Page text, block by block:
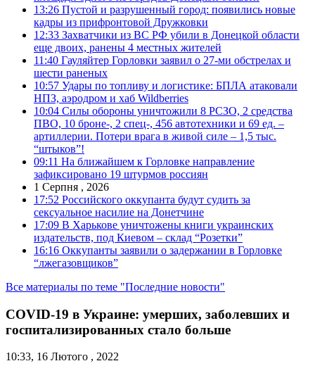
13:26 Пустой и разрушенный город: появились новые
кадры из прифронтовой Дружковки
12:33 Захватчики из ВС РФ убили в Донецкой области
еще двоих, ранены 4 местных жителей
11:40 Гауляйтер Горловки заявил о 27-ми обстрелах и
шести раненых
10:57 Удары по топливу и логистике: БПЛА атаковали
НПЗ, аэродром и хаб Wildberries
10:04 Силы обороны уничтожили 8 РСЗО, 2 средства
ПВО, 10 броне-, 2 спец-, 456 автотехники и 69 ед. –
артиллерии. Потери врага в живой силе – 1,5 тыс.
“штыков”!
09:11 На ближайшем к Горловке направление
зафиксировано 19 штурмов россиян
1 Серпня , 2026
17:52 Российского оккупанта будут судить за
сексуальное насилие на Донетчине
17:09 В Харькове уничтожены книги украинских
издательств, под Киевом – склад “Розетки”
16:16 Оккупанты заявили о задержании в Горловке
“лжегазовщиков”
Все материалы по теме "Последние новости"
COVID-19 в Украине: умерших, заболевших и
госпитализированных стало больше
10:33, 16 Лютого , 2022